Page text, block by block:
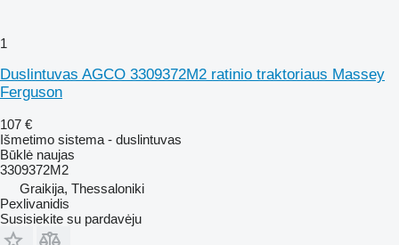
1
Duslintuvas AGCO 3309372M2 ratinio traktoriaus Massey
Ferguson
107 €
Išmetimo sistema - duslintuvas
Būklė naujas
3309372M2
Graikija, Thessaloniki
Pexlivanidis
Susisiekite su pardavėju